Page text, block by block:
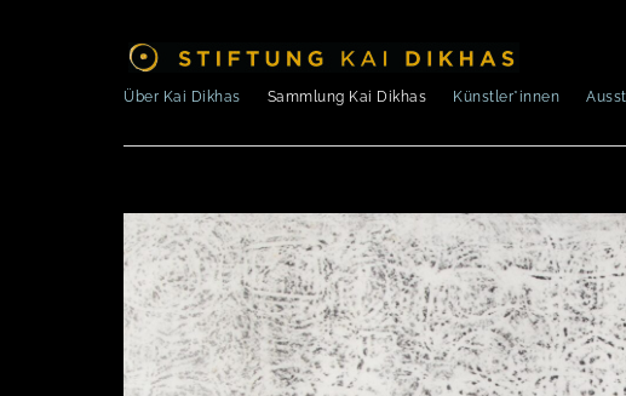
Über Kai Dikhas Sammlung Kai Dikhas Künstler*innen